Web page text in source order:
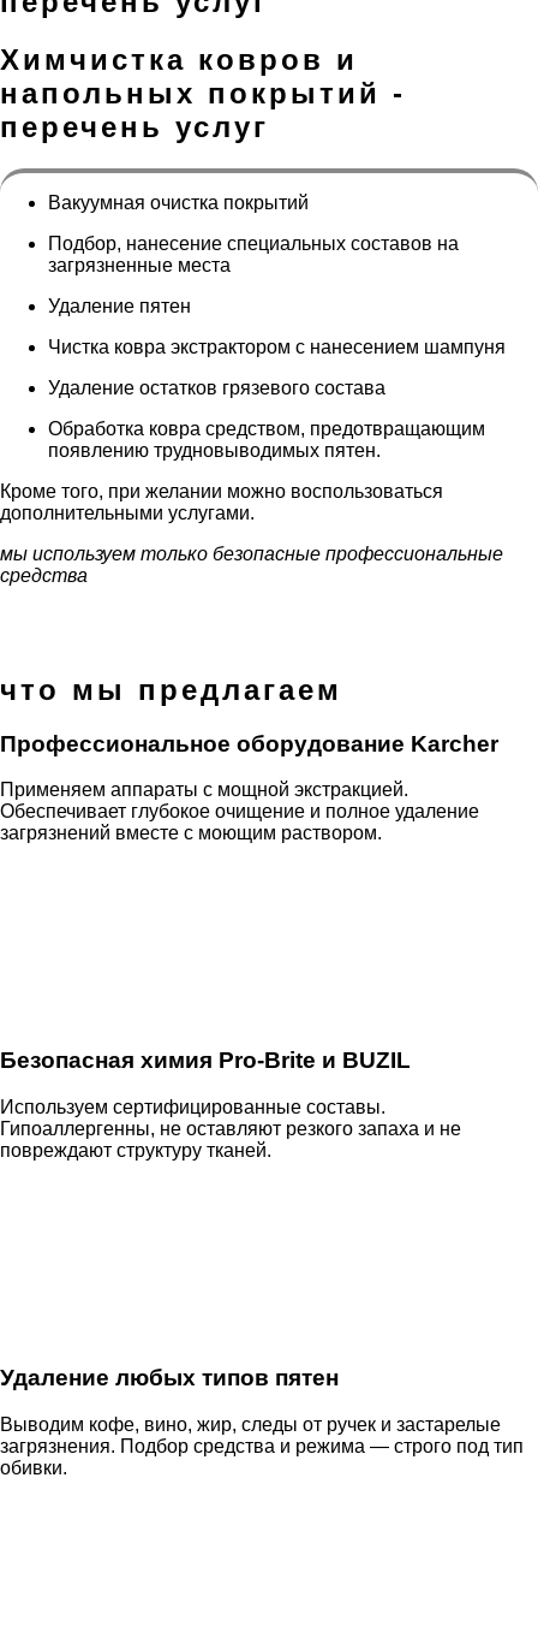
Химчистка ковров и
напольных покрытий -
перечень услуг
Вакуумная очистка покрытий
Подбор, нанесение специальных составов на
загрязненные места
Удаление пятен
Чистка ковра экстрактором с нанесением шампуня
Удаление остатков грязевого состава
Обработка ковра средством, предотвращающим
появлению трудновыводимых пятен.
Кроме того, при желании можно воспользоваться
дополнительными услугами.
мы используем только безопасные профессиональные
средства
что мы предлагаем
Профессиональное оборудование Karcher
Применяем аппараты с мощной экстракцией.
Обеспечивает глубокое очищение и полное удаление
загрязнений вместе с моющим раствором.
Безопасная химия Pro-Brite и BUZIL
Используем сертифицированные составы.
Гипоаллергенны, не оставляют резкого запаха и не
повреждают структуру тканей.
Удаление любых типов пятен
Выводим кофе, вино, жир, следы от ручек и застарелые
загрязнения. Подбор средства и режима — строго под тип
обивки.